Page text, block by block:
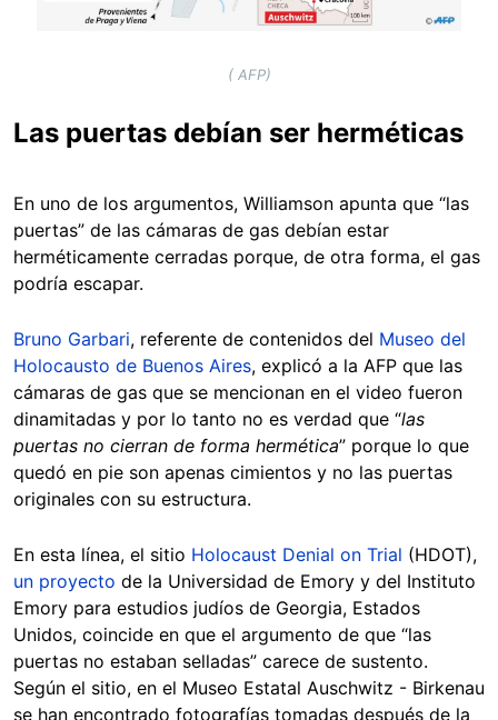
( AFP)
Las puertas debían ser herméticas
En uno de los argumentos, Williamson apunta que “las
puertas” de las cámaras de gas debían estar
herméticamente cerradas porque, de otra forma, el gas
podría escapar.
Bruno Garbari, referente de contenidos del Museo del
Holocausto de Buenos Aires, explicó a la AFP que las
cámaras de gas que se mencionan en el video fueron
dinamitadas y por lo tanto no es verdad que “las
puertas no cierran de forma hermética” porque lo que
quedó en pie son apenas cimientos y no las puertas
originales con su estructura.
En esta línea, el sitio Holocaust Denial on Trial (HDOT),
un proyecto de la Universidad de Emory y del Instituto
Emory para estudios judíos de Georgia, Estados
Unidos, coincide en que el argumento de que “las
puertas no estaban selladas” carece de sustento.
Según el sitio, en el Museo Estatal Auschwitz - Birkenau
se han encontrado fotografías tomadas después de la